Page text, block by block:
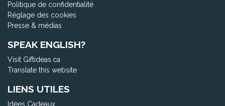
Politique de confidentialité
Réglage des cookies
Presse & médias
SPEAK ENGLISH?
Visit Giftideas.ca
Translate this website
LIENS UTILES
Idées Cadeaux